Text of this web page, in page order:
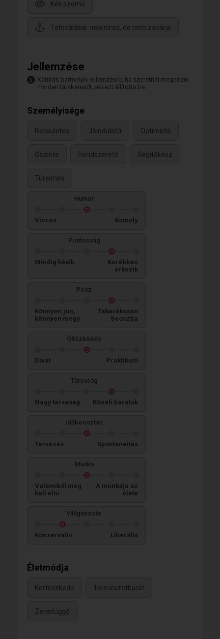
Kék szemű
Tetoválásai: neki nincs, de nem zavarja
Jellemzése
Kattints bármelyik jellemzésre, ha szeretnél megnézni
minden társkeresőt, aki ezt állította be.
Személyisége
Becsületes Jóindulatú Optimista
Őszinte Rendszerető Segítőkész
Türelmes
Humor
Vicces Komoly
Pontosság
Mindig késik
Korábban
érkezik
Pénz
Könnyen jön,
könnyen megy
Takarékosan
beosztja
Öltözködés
Divat Praktikum
Társaság
Nagy társaság Közeli barátok
Időbeosztás
Tervezés Spontaneitás
Munka
Valamiből meg
kell élni
A munkája az
élete
Világnézete
Konzervatív Liberális
Életmódja
Kertészkedő Természetbarát
Zenefüggő